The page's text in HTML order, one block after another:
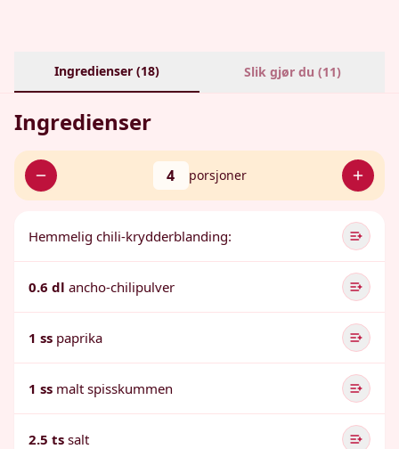
Ingredienser (18) Slik gjør du (11)
Ingredienser
4 porsjoner
Hemmelig chili-krydderblanding:
0.6 dl ancho-chilipulver
1 ss paprika
1 ss malt spisskummen
2.5 ts salt